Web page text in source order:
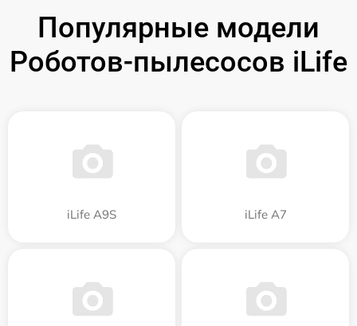
Популярные модели
Роботов-пылесосов iLife
iLife A9S iLife A7